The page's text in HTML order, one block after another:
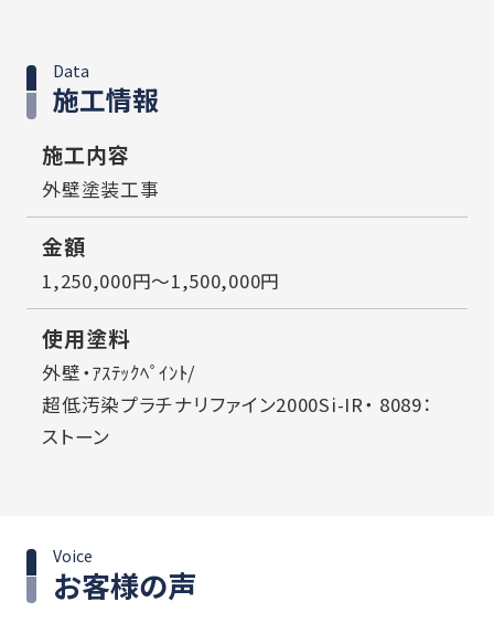
施工情報
Data
施工内容
外壁塗装工事
金額
1,250,000円～1,500,000円
使用塗料
外壁・ｱｽﾃｯｸﾍﾟｲﾝﾄ/
超低汚染プラチナリファイン2000Si-IR・ 8089：
ストーン
お客様の声
Voice